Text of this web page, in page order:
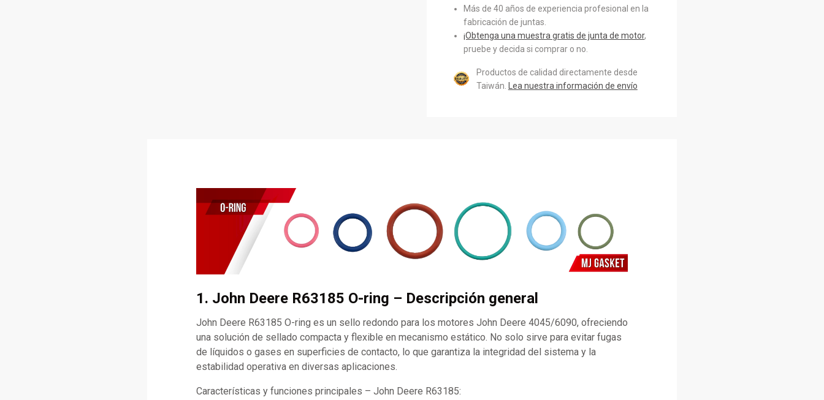
Más de 40 años de experiencia profesional en la
fabricación de juntas.
¡Obtenga una muestra gratis de junta de motor,
pruebe y decida si comprar o no.
Productos de calidad directamente desde
Taiwán.
Lea nuestra información de envío
1. John Deere R63185 O-ring – Descripción general
John Deere R63185 O-ring es un sello redondo para los motores John Deere 4045/6090, ofreciendo
una solución de sellado compacta y flexible en mecanismo estático. No solo sirve para evitar fugas
de líquidos o gases en superficies de contacto, lo que garantiza la integridad del sistema y la
estabilidad operativa en diversas aplicaciones.
Características y funciones principales – John Deere R63185: